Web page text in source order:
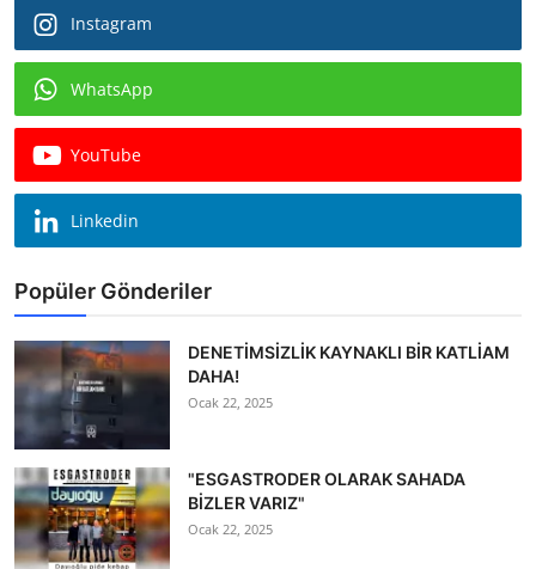
Sağlık
SON DAKİKA
Asayiş
Köşe Yazısı
Dernek
E-GAZETE
Instagram
WhatsApp
YouTube
Linkedin
Popüler Gönderiler
DENETİMSİZLİK KAYNAKLI BİR KATLİAM
DAHA!
Ocak 22, 2025
"ESGASTRODER OLARAK SAHADA
BİZLER VARIZ"
Ocak 22, 2025